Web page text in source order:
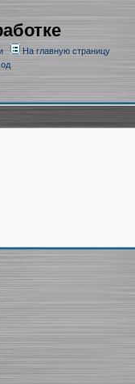
На главную страницу